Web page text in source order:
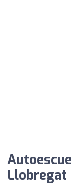
Llobregat